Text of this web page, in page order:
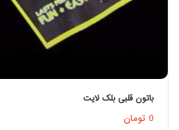
باتون قلبی بلک لایت
0 تومان